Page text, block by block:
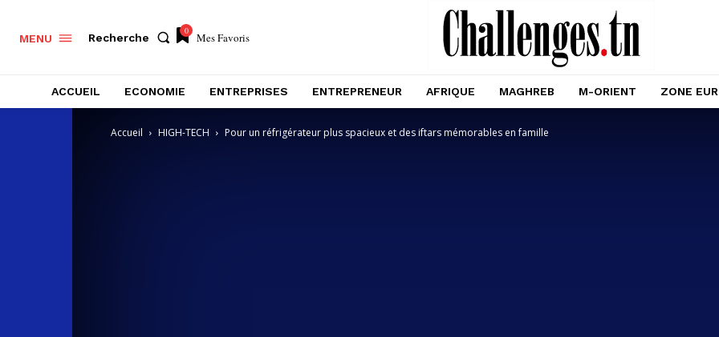
MENU Recherche
0 Mes Favoris
ACCUEIL ECONOMIE ENTREPRISES ENTREPRENEUR AFRIQUE MAGHREB M-ORIENT ZONE
Accueil HIGH-TECH Pour un réfrigérateur plus spacieux et des iftars mémorables en famille